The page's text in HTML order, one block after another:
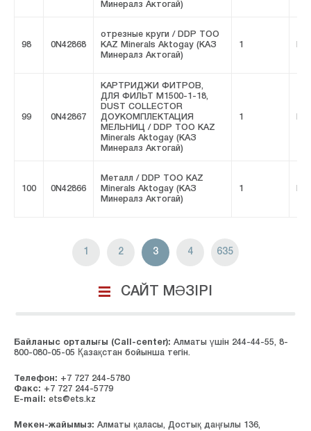
Минералз Актогай)
98 0N42868
отрезные круги / DDP ТОО
KAZ Minerals Aktogay (КАЗ
Минералз Актогай)
1
99 0N42867
КАРТРИДЖИ ФИТРОВ,
ДЛЯ ФИЛЬТ M1500-1-18,
DUST COLLECTOR
ДОУКОМПЛЕКТАЦИЯ
МЕЛЬНИЦ / DDP ТОО KAZ
Minerals Aktogay (КАЗ
Минералз Актогай)
1
100 0N42866
Металл / DDP ТОО KAZ
Minerals Aktogay (КАЗ
Минералз Актогай)
1
1 2 3 4 635
САЙТ МӘЗІРІ
Байланыс орталығы (Сall-center): Алматы үшін 244-44-55, 8-
800-080-05-05 Қазақстан бойынша тегін.
Телефон: +7 727 244-5780
Факс: +7 727 244-5779
E-mail: ets@ets.kz
Мекен-жайымыз: Алматы қаласы, Достық даңғылы 136,